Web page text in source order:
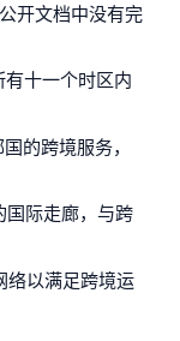
开文档中没有完
十一个时区内
的跨境服务，
国际走廊，与跨
络以满足跨境运